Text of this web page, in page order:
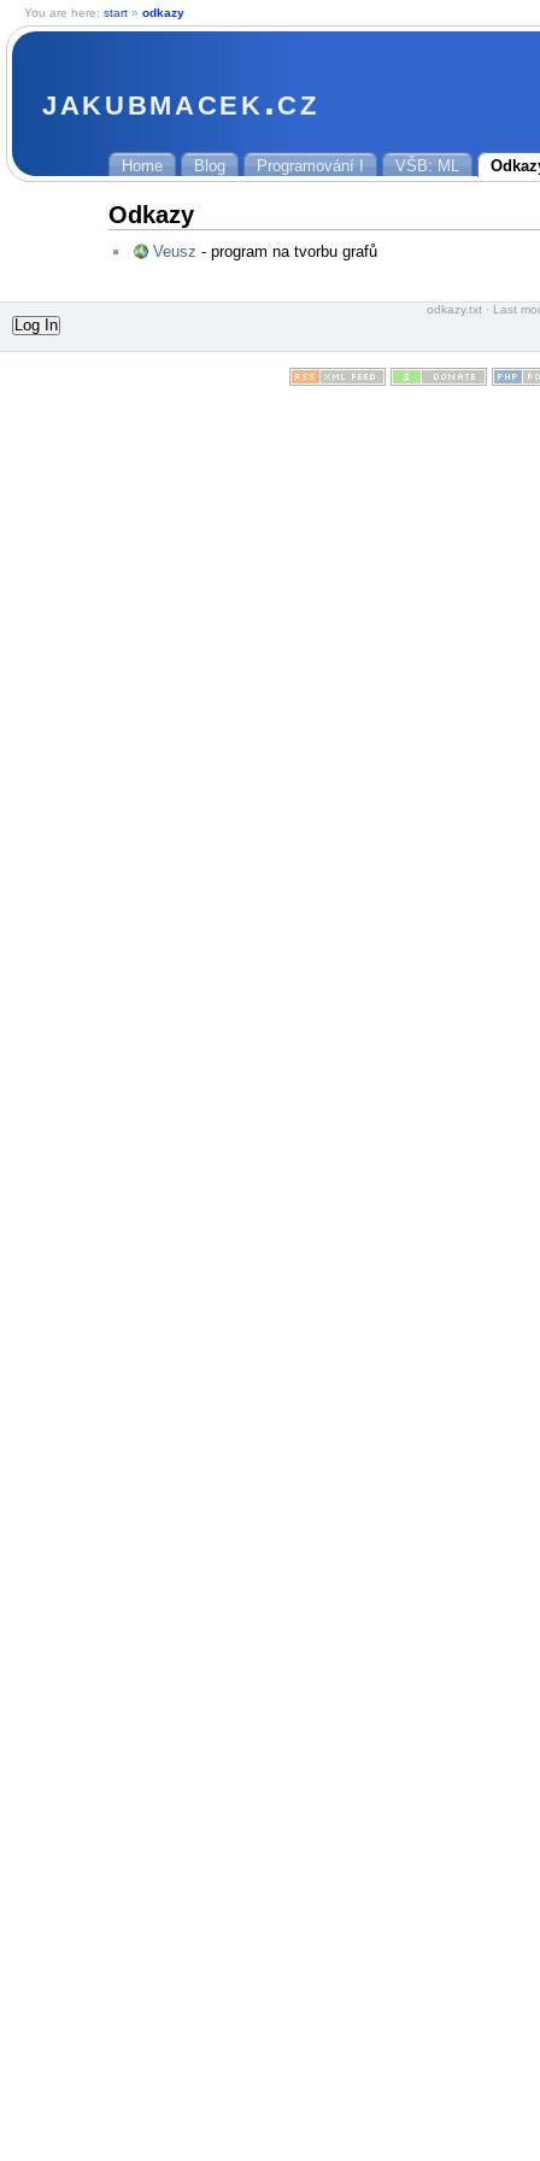
You are here: start » odkazy
jakubmacek.cz
Home Blog Programování I VŠB: ML
Odkazy
Veusz - program na tvorbu grafů
odkazy.txt · Last
Log In